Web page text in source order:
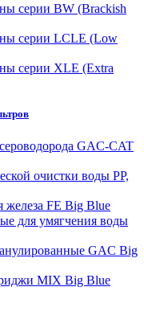
серии BW (Brackish
серии LCLE (Low
серии XLE (Extra
GAC-CAT
очистки воды PP,
железа FE Big Blue
для умягчения воды
GAC Big
MIX Big Blue